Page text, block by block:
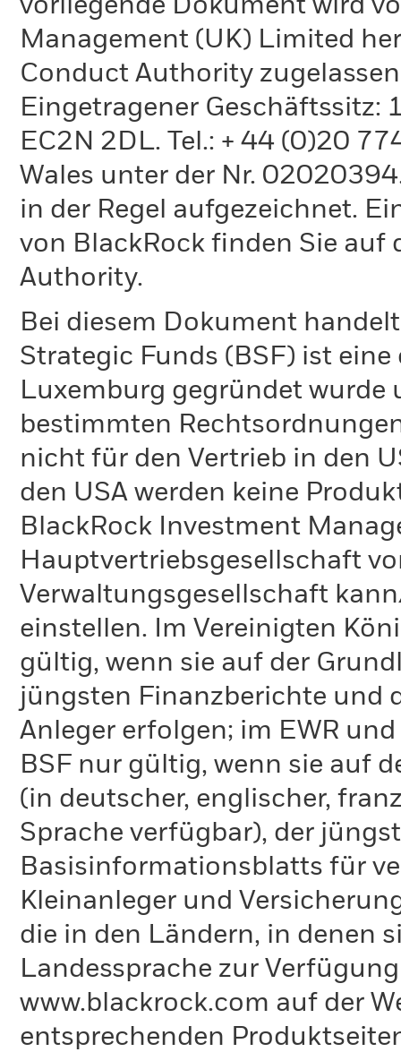
vorliegende Dokument wird
Management (UK) Limited
Conduct Authority
Eingetragener Geschäftssitz:
EC2N 2DL. Tel.: + 44 (0)20
Wales unter der Nr.
in der Regel aufgezeichnet.
von BlackRock finden Sie auf
Authority.
Bei diesem Dokument
Strategic Funds (BSF) ist
Luxemburg gegründet
bestimmten
nicht für den Vertrieb in den
den USA werden keine
BlackRock Investment
Hauptvertriebsgesellschaft
Verwaltungsgesellschaft
einstellen. Im Vereinigten
gültig, wenn sie auf der
jüngsten Finanzberichte und
Anleger erfolgen; im EWR
BSF nur gültig, wenn sie auf
(in deutscher, englischer,
Sprache verfügbar), der
Basisinformationsblatts für
Kleinanleger und
die in den Ländern, in denen
Landessprache zur
www.blackrock.com auf der
entsprechenden